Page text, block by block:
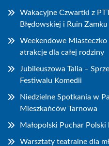
Wakacyjne Czwartki z
Błędowskiej i Ruin
Weekendowe
atrakcje dla całej rodziny
Jubileuszowa Talia –
Festiwalu Komedii
Niedzielne Spotkania w
Mieszkańców Tarnowa
Małopolski Puchar
Warsztaty teatralne dla